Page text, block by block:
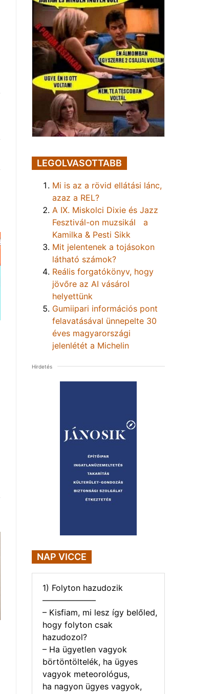
LEGOLVASOTTABB
Mi is az a rövid ellátási lánc,
azaz a REL?
A IX. Miskolci Dixie és Jazz
Fesztivál-on muzsikál a
Kamilka & Pesti Sikk
Mit jelentenek a tojásokon
látható számok?
Reális forgatókönyv, hogy
jövőre az AI vásárol
helyettünk
Gumiipari információs pont
felavatásával ünnepelte 30
éves magyarországi
jelenlétét a Michelin
Hirdetés
NAP VICCE
1) Folyton hazudozik
——————–
– Kisfiam, mi lesz így belőled,
hogy folyton csak
hazudozol?
– Ha ügyetlen vagyok
börtöntöltelék, ha ügyes
vagyok meteorológus,
ha nagyon ügyes vagyok,